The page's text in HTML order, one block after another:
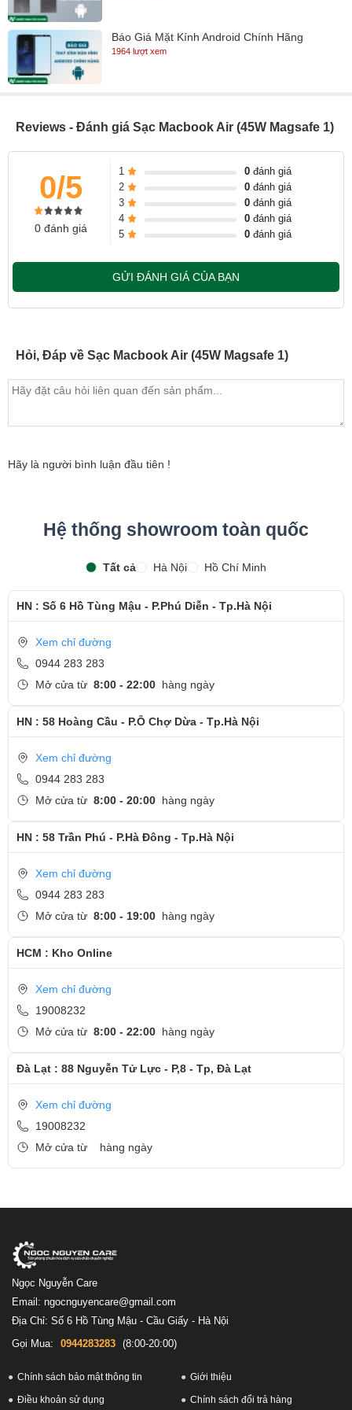
được sự ổn định,nguồn điện không được kiểm soát dẫn đếp
chập,cháy ,nổ.
Cách phân biệt sạc kém chất lượng đơn giản nhất là thường nhẹ
Khả năng tương thích
Các dòng máy của Apple tương thích với loại sạc 45W
MacBook Air (11-inch, Mid 2011)
Báo Giá Mặt Kính Android Chính Hãng
1964 lượt xem
Reviews - Đánh giá Sạc Macbook Air (45W Magsafe 1)
0/5
0 đánh giá
1 0đánh giá
2
0đánh giá
3
0đánh giá
4
0đánh giá
5
0đánh giá
GỬI ĐÁNH GIÁ CỦA BẠN
Hỏi, Đáp về Sạc Macbook Air (45W Magsafe 1)
Hãy là người bình luận đầu tiên !
Hệ thống showroom toàn quốc
Tất cả Hà Nội Hồ Chí Minh
HN : Số 6 Hồ Tùng Mậu - P.Phú Diễn - Tp.Hà Nội
Xem chỉ đường
0944 283 283
Mở cửa từ 8:00 - 22:00 hàng ngày
HN : 58 Hoàng Cầu - P.Ô Chợ Dừa - Tp.Hà Nội
Xem chỉ đường
0944 283 283
Mở cửa từ 8:00 - 20:00 hàng ngày
HN : 58 Trần Phú - P.Hà Đông - Tp.Hà Nội
Xem chỉ đường
0944 283 283
Mở cửa từ 8:00 - 19:00 hàng ngày
HCM : Kho Online
Xem chỉ đường
19008232
Mở cửa từ 8:00 - 22:00 hàng ngày
Đà Lạt : 88 Nguyễn Tử Lực - P,8 - Tp, Đà Lạt
Xem chỉ đường
19008232
Mở cửa từ
hàng ngày
Ngọc Nguyễn Care
Email: ngocnguyencare@gmail.com
Địa Chỉ: Số 6 Hồ Tùng Mậu - Cầu Giấy - Hà Nội
Gọi Mua:
0944283283 (8:00-20:00)
Chính sách bảo mật thông tin Giới thiệu
Điều khoản sử dụng Chính sách đổi trả hàng